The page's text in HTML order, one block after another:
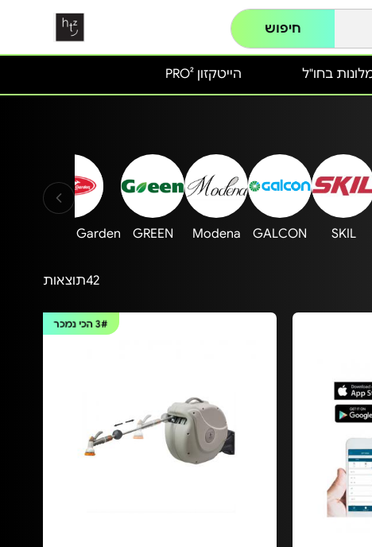
חיפוש
הייטקזון PRO² בחו"ל
SKIL
GALCON
Modena
GREEN
Australia Garden
42תוצאות
3#הכי נמכר